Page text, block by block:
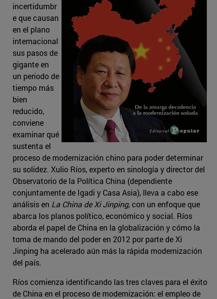
incertidumbr
e que causan
en el plano
internacional
sus pasos de
gigante en
un periodo de
tiempo más
bien
reducido,
conviene
examinar qué
sustenta el
proceso de modernización chino para poder determinar
su solidez. Xulio Ríos, experto en sinología y director del
Observatorio de la Política China (dependiente
conjuntamente de Igadi y Casa Asia), lleva a cabo ese
análisis en La China de Xi Jinping, con un enfoque que
abarca los planos político, económico y social. Ríos
aborda el papel de China en la globalización y cómo la
toma de mando del poder en 2012 por parte de Xi
Jinping ha acelerado aún más la rápida modernización
del país.
Ríos comienza identificando las tres claves para el éxito
de China en el proceso de modernización: el empleo de